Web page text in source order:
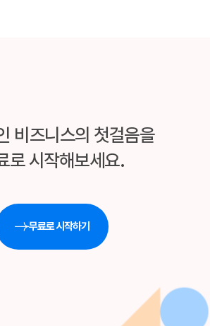
비즈니스의 첫걸음을
로 시작해보세요.
무료로 시작하기